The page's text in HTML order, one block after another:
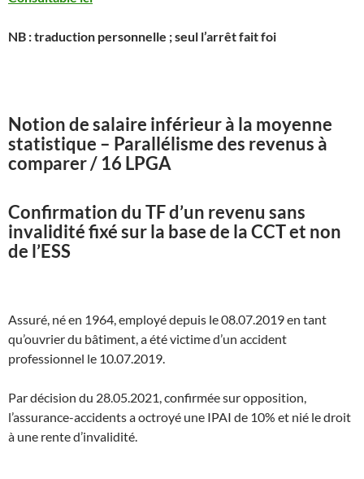
NB : traduction personnelle ; seul l’arrêt fait foi
Notion de salaire inférieur à la moyenne
statistique – Parallélisme des revenus à
comparer / 16 LPGA
Confirmation du TF d’un revenu sans
invalidité fixé sur la base de la CCT et non
de l’ESS
Assuré, né en 1964, employé depuis le 08.07.2019 en tant
qu’ouvrier du bâtiment, a été victime d’un accident
professionnel le 10.07.2019.
Par décision du 28.05.2021, confirmée sur opposition,
l’assurance-accidents a octroyé une IPAI de 10% et nié le droit
à une rente d’invalidité.